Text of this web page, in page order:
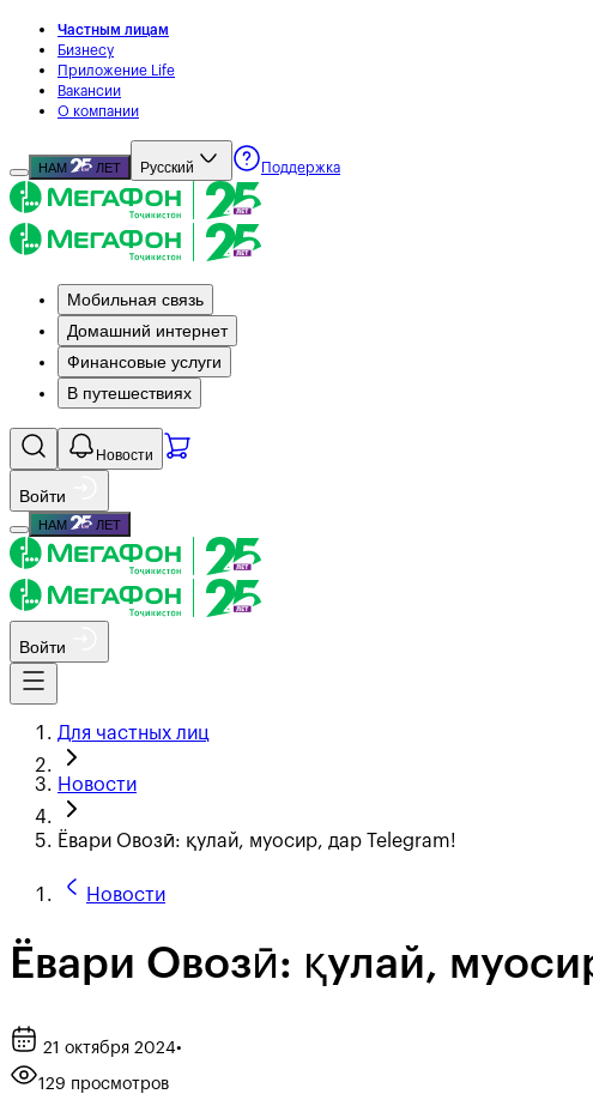
Частным лицам
Бизнесу
Приложение Life
Вакансии
О компании
НАМ ЛЕТ Русский Поддержка
Мобильная связь
Домашний интернет
Финансовые услуги
В путешествиях
Новости
Войти
НАМ ЛЕТ
Войти
Для частных лиц
Новости
Ёвари Овозӣ: қулай, муосир, дар Telegram!
Новости
Ёвари Овозӣ: қулай,
21 октября 2024•
129 просмотров